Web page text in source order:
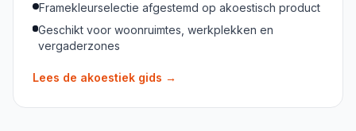
Framekleurselectie afgestemd op akoestisch product
Geschikt voor woonruimtes, werkplekken en
vergaderzones
Lees de akoestiek gids →